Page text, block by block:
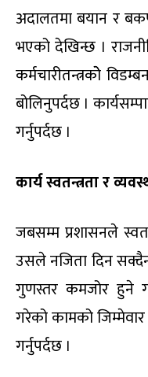
अदालतमा बयान र
भएको देखिन्छ ।
कर्मचारीतन्त्रकोे
बोलिनुपर्दछ ।
गर्नुपर्दछ ।
कार्य स्वतन्त्रता र
जबसम्म प्रशासनले
उसले नजिता दिन
गुणस्तर कमजोर हुने
गरेको कामको
गर्नुपर्दछ ।